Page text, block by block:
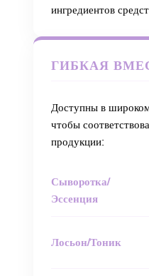
ингредиентов
ГИБКАЯ
Доступны в
чтобы
продукции:
Сыворотка/
Эссенция
Лосьон/Тоник